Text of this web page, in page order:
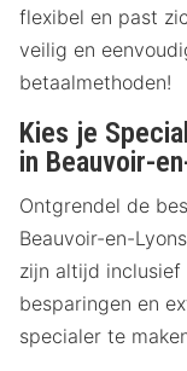
flexibel en past
veilig en
betaalmethoden!
Kies je
in Beauvoir-
Ontgrendel de
Beauvoir-en-
zijn altijd
besparingen en
specialer te